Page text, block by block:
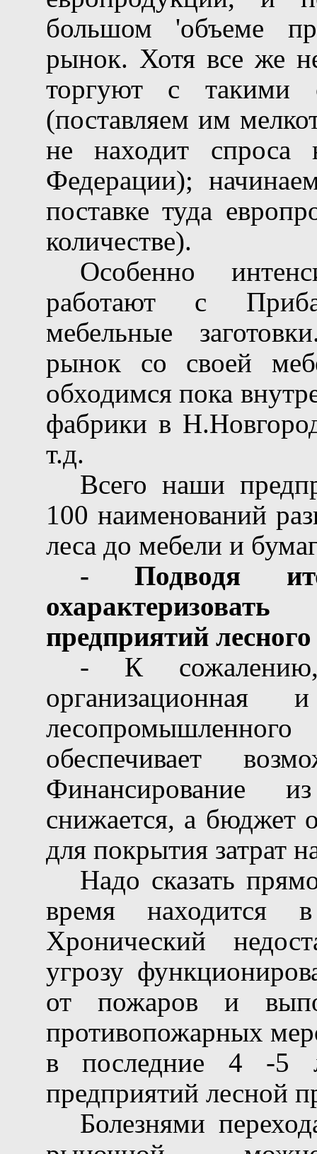
большом 'объеме
рынок. Хотя все же
торгуют с такими
(поставляем им
не находит спроса
Федерации);
поставке туда
количестве).
Особенно
работают с
мебельные
рынок со своей
обходимся пока
фабрики в
т.д.
Всего наши
100 наименований
леса до мебели и
- Подводя
предприятий
- К сожалению,
организационная
обеспечивает
Финансирование
снижается, а бюджет
для покрытия затрат
Надо сказать
время находится
Хронический
угрозу
от пожаров и
противопожарных
в последние 4 -5
предприятий лесной
Болезнями